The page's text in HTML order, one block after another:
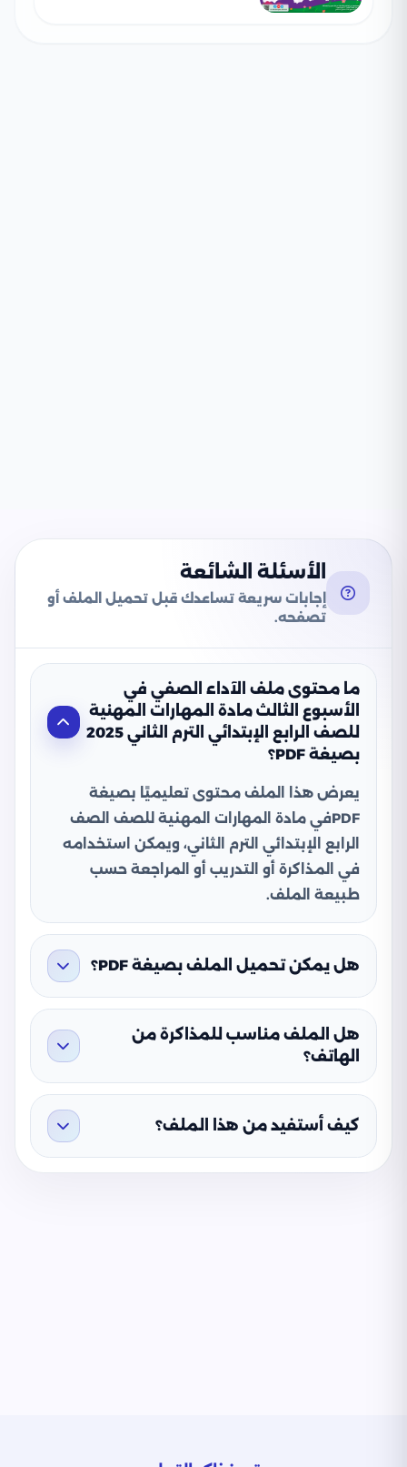
الأسئلة الشائعة
إجابات سريعة تساعدك قبل تحميل الملف أو
تصفحه.
ما محتوى ملف الآداء الصفي في
الأسبوع الثالث مادة المهارات المهنية
للصف الرابع الإبتدائي الترم الثاني 2025
بصيغة PDF؟
يعرض هذا الملف محتوى تعليميًا بصيغة
PDFفي مادة المهارات المهنية للصف الصف
الرابع الإبتدائي الترم الثاني، ويمكن استخدامه
في المذاكرة أو التدريب أو المراجعة حسب
طبيعة الملف.
هل يمكن تحميل الملف بصيغة PDF؟
هل الملف مناسب للمذاكرة من
الهاتف؟
كيف أستفيد من هذا الملف؟